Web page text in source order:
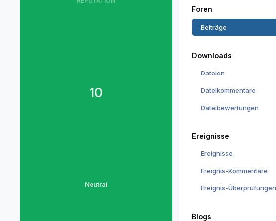
10
Neutral
Foren
Beiträge
Downloads
Dateien
Dateikommentare
Dateibewertungen
Ereignisse
Ereignisse
Ereignis-Kommentare
Ereignis-Überprüfungen
Blogs